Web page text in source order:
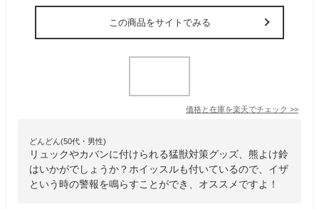
この商品をサイトでみる
価格と在庫を楽天でチェック >>
どんどん(50代・男性)
リュックやカバンに付けられる猛獣対策グッズ、熊よけ鈴
はいかがでしょうか？ホイッスルも付いているので、イザ
という時の警報を鳴らすことができ、オススメですよ！